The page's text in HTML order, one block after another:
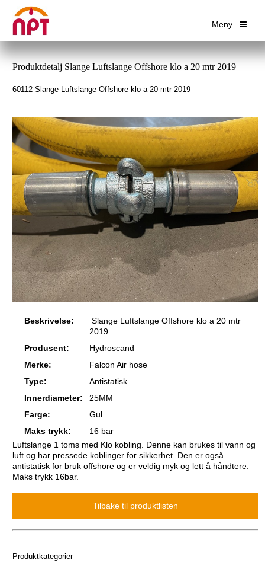
Meny
Produktdetalj Slange Luftslange Offshore klo a 20 mtr 2019
60112 Slange Luftslange Offshore klo a 20 mtr 2019
Beskrivelse:
Slange Luftslange Offshore klo a 20 mtr
2019
Produsent:
Hydroscand
Merke:
Falcon Air hose
Type:
Antistatisk
Innerdiameter:
25MM
Farge:
Gul
Maks trykk:
16 bar
Luftslange 1 toms med Klo kobling. Denne kan brukes til vann og
luft og har pressede koblinger for sikkerhet. Den er også
antistatisk for bruk offshore og er veldig myk og lett å håndtere.
Maks trykk 16bar.
Produktkategorier